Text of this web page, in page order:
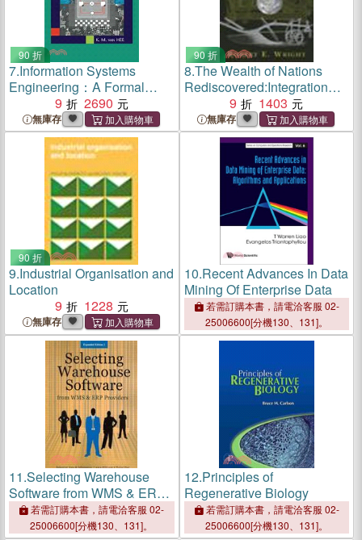
90 折
7.Information Systems
Engineering：A Formal
Approach
9 2690
無庫存
90 折
8.The Wealth of Nations
Rediscovered:Integration
and Expansion in American
Financial Markets, 1780-
1850
9 1403
無庫存
90 折
9.Industrial Organisation and
Location
9
1228
無庫存
10.Recent Advances In Data
Mining Of Enterprise Data
若需訂購本書，請電洽客服 02-
25006600[分機130、131]。
11.Selecting Warehouse
Software from WMS & ERP
Providers
若需訂購本書，請電洽客服 02-
25006600[分機130、131]。
12.Principles of
Regenerative Biology
若需訂購本書，請電洽客服 02-
25006600[分機130、131]。